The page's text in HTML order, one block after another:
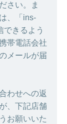
さい。ま
、「ins-
できるよう
帯電話会社
メールが届
わせへの返
、下記店舗
お願いいた